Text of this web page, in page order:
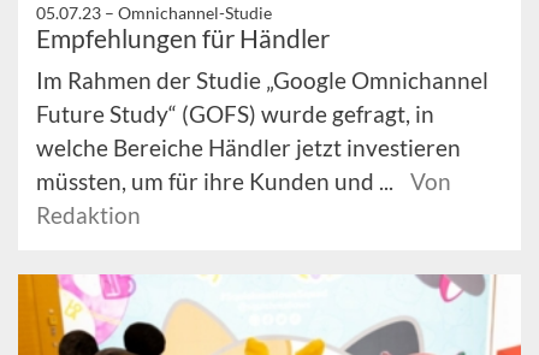
05.07.23 – Omnichannel-Studie
Empfehlungen für Händler
Im Rahmen der Studie „Google Omnichannel
Future Study“ (GOFS) wurde gefragt, in
welche Bereiche Händler jetzt investieren
müssten, um für ihre Kunden und ...
Von
Redaktion